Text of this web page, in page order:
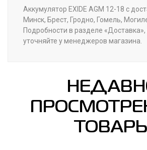
Аккумулятор EXIDE AGM 12-18 с
Минск, Брест, Гродно, Гомель,
Подробности в разделе
уточняйте у менеджеров магазина.
ТОВАРЫ